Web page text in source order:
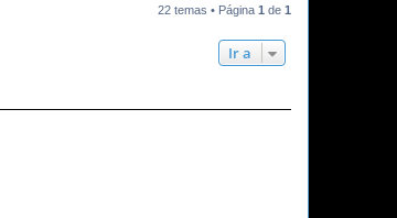
22 temas • Página 1 de 1
Ir a